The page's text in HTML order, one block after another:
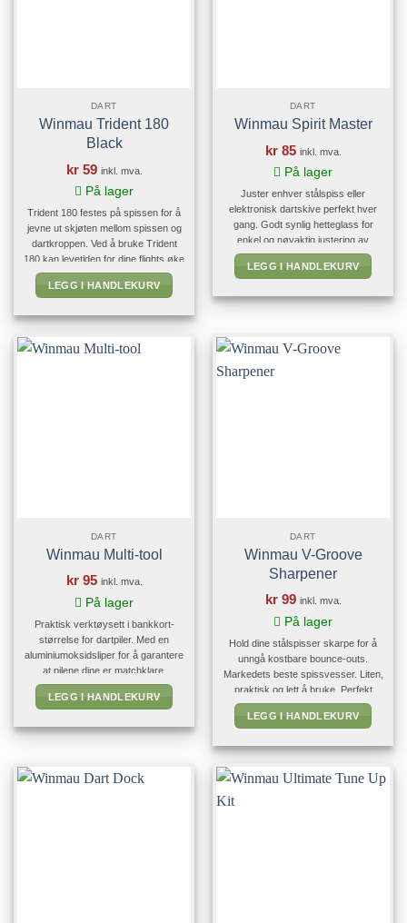
DART
Winmau Trident 180
Black
kr59 inkl. mva.
På lager
Trident 180 festes på spissen for å
jevne ut skjøten mellom spissen og
dartkroppen. Ved å bruke Trident
180 kan levetiden for dine flights øke
med opptil 6 ganger. De minimerer
også "dart on flight" defleksjoner,
forbedrer aerodynamikken.
LEGG I HANDLEKURV
DART
Winmau Spirit Master
kr85 inkl. mva.
På lager
Juster enhver stålspiss eller
elektronisk dartskive perfekt hver
gang. Godt synlig hetteglass for
enkel og nøyaktig justering av
darttavlen. Funker også for å rette
elektronisk darttavle takket vare
LEGG I HANDLEKURV
DART
Winmau Multi-tool
kr95 inkl. mva.
På lager
Praktisk verktøysett i bankkort-
størrelse for dartpiler. Med en
aluminiumoksidsliper for å garantere
at pilene dine er matchklare.
Inkluderer en innebygd flaskeåpner
for å hjelpe deg med dine
LEGG I HANDLEKURV
DART
Winmau V-Groove
Sharpener
kr99 inkl. mva.
På lager
Hold dine stålspisser skarpe for å
unngå kostbare bounce-outs.
Markedets beste spissvesser. Liten,
praktisk og lett å bruke. Perfekt
resultat hver gang.
LEGG I HANDLEKURV